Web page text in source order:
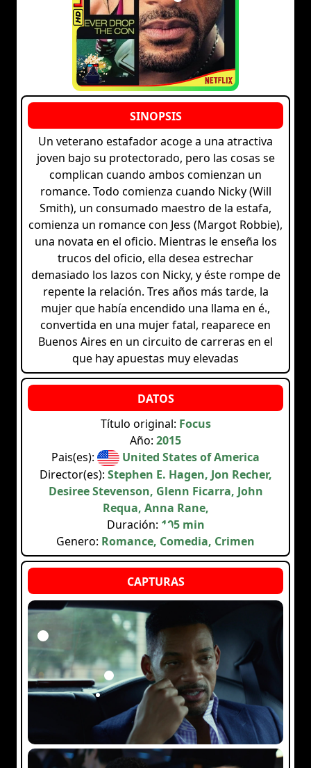
Un veterano estafador acoge a una atractiva
joven bajo su protectorado, pero las cosas se
complican cuando ambos comienzan un
romance. Todo comienza cuando Nicky (Will
Smith), un consumado maestro de la estafa,
comienza un romance con Jess (Margot Robbie),
una novata en el oficio. Mientras le enseña los
trucos del oficio, ella desea estrechar
demasiado los lazos con Nicky, y éste rompe de
repente la relación. Tres años más tarde, la
mujer que había encendido una llama en él,
convertida en una mujer fatal, reaparece en
Buenos Aires en un circuito de carreras en el
que hay apuestas muy elevadas
Título original: Focus
Año: 2015
Pais(es):
United States of America
Director(es): Stephen E. Hagen, Jon Recher,
Desiree Stevenson, Glenn Ficarra, John
Requa, Anna Rane,
Duración: 105 min
Genero: Romance, Comedia, Crimen